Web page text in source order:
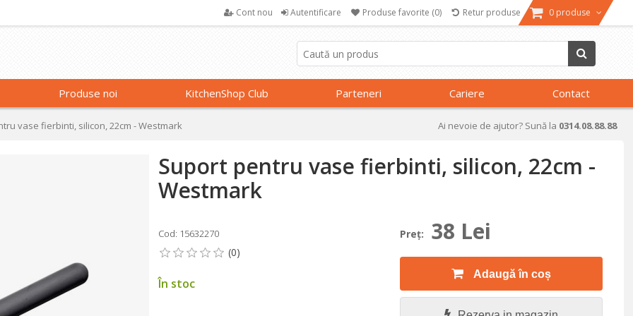
Cont nou Autentificare Produse favorite (0) Retur produse 0 produse
Produse noi KitchenShop Club Parteneri Cariere Contact
vase fierbinti, silicon, 22cm - Westmark Ai nevoie de ajutor? Sună la 0314.08.88.88
Suport pentru vase fierbinti, silicon, 22cm -
Westmark
Cod: 15632270
În stoc
Preţ: 38 Lei
Adaugă în coș